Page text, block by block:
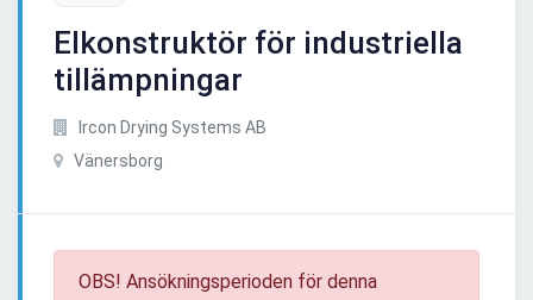
Elkonstruktör för industriella
tillämpningar
Ircon Drying Systems AB
Vänersborg
OBS! Ansökningsperioden för denna